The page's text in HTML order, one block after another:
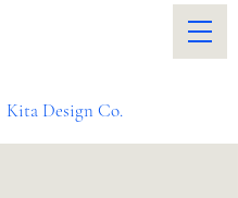
Kita Design Co.